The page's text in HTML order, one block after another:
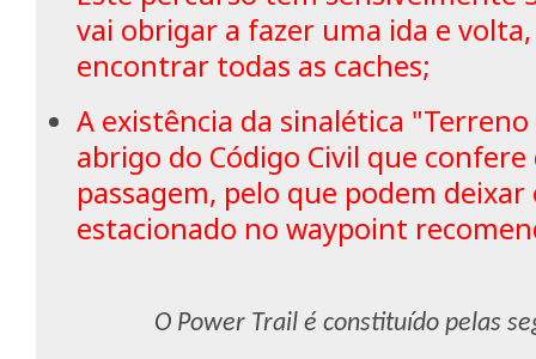
vai obrigar a fazer uma ida e
encontrar todas as caches;
A existência da sinalética
abrigo do Código Civil que
passagem, pelo que podem deixar
estacionado no waypoint
O Power Trail é constituído pelas